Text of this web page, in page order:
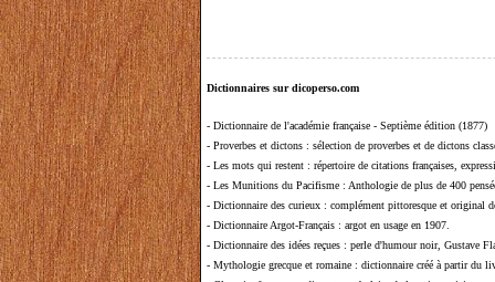
Dictionnaires sur dicoperso.com
- Dictionnaire de l'académie française - Septième édition (1877)
- Proverbes et dictons : sélection de proverbes et de dictons
- Les mots qui restent : répertoire de citations françaises,
- Les Munitions du Pacifisme : Anthologie de plus de 400
- Dictionnaire des curieux : complément pittoresque et original
- Dictionnaire Argot-Français : argot en usage en 1907.
- Dictionnaire des idées reçues : perle d'humour noir, Gustave
- Mythologie grecque et romaine : dictionnaire créé à partir du